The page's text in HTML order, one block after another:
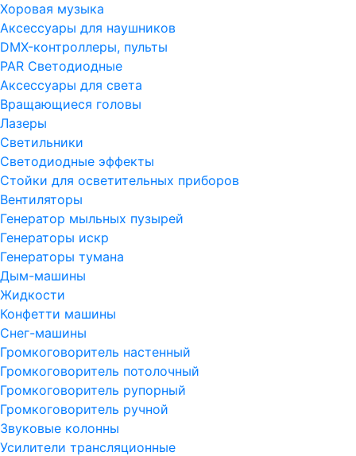
Хоровая музыка
Аксессуары для наушников
DMX-контроллеры, пульты
PAR Светодиодные
Аксессуары для света
Вращающиеся головы
Лазеры
Светильники
Светодиодные эффекты
Стойки для осветительных приборов
Вентиляторы
Генератор мыльных пузырей
Генераторы искр
Генераторы тумана
Дым-машины
Жидкости
Конфетти машины
Снег-машины
Громкоговоритель настенный
Громкоговоритель потолочный
Громкоговоритель рупорный
Громкоговоритель ручной
Звуковые колонны
Усилители трансляционные